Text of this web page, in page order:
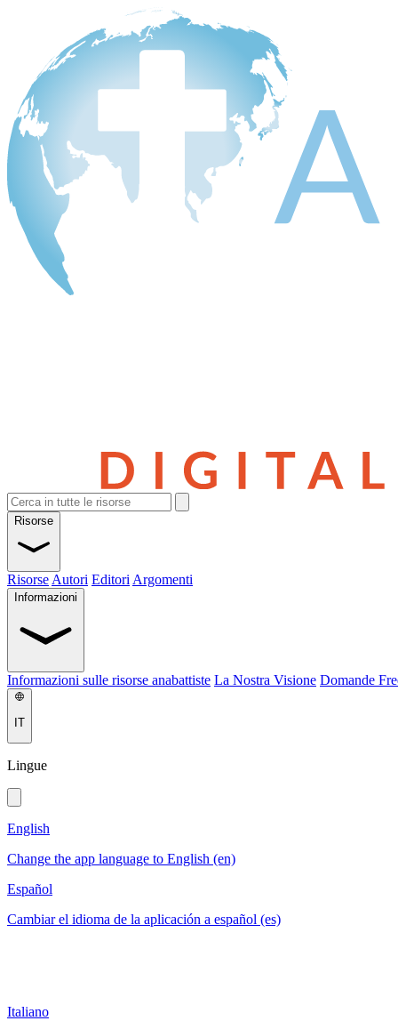
Risorse
Risorse Autori Editori Argomenti
Informazioni
Informazioni sulle risorse anabattiste La Nostra Visione Domande
IT
Lingue
English
Change the app language to English (en)
Español
Cambiar el idioma de la aplicación a español (es)
Italiano